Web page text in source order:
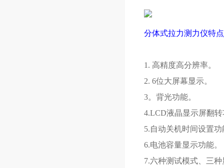
分体式拉力测力仪特点
1. 高精度高分辨率。
2. 6位大屏幕显示。
3。背光功能。
4.LCD液晶显示屏翻
5.自动关机时间设置功
6.电池容量显示功能。
7.六种测试模式、三